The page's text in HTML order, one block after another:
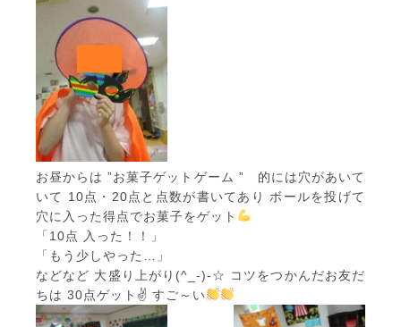
お昼からは ”お菓子ゲットゲーム ” 的には穴があいて
いて 10点・20点と点数が書いてあり ボールを投げて
穴に入った得点でお菓子をゲット
「10点 入った！！」
「もう少しやった…」
などなど 大盛り上がり(^_-)-☆ コツをつかんだお友だ
ちは 30点ゲット✌ すご～い